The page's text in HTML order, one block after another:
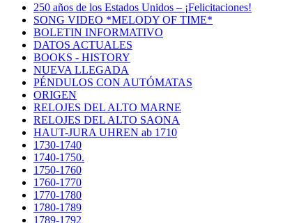
250 años de los Estados Unidos – ¡Felicitaciones!
SONG VIDEO *MELODY OF TIME*
BOLETIN INFORMATIVO
DATOS ACTUALES
BOOKS - HISTORY
NUEVA LLEGADA
PÉNDULOS CON AUTÓMATAS
ORIGEN
RELOJES DEL ALTO MARNE
RELOJES DEL ALTO SAONA
HAUT-JURA UHREN ab 1710
1730-1740
1740-1750.
1750-1760
1760-1770
1770-1780
1780-1789
1789-1792